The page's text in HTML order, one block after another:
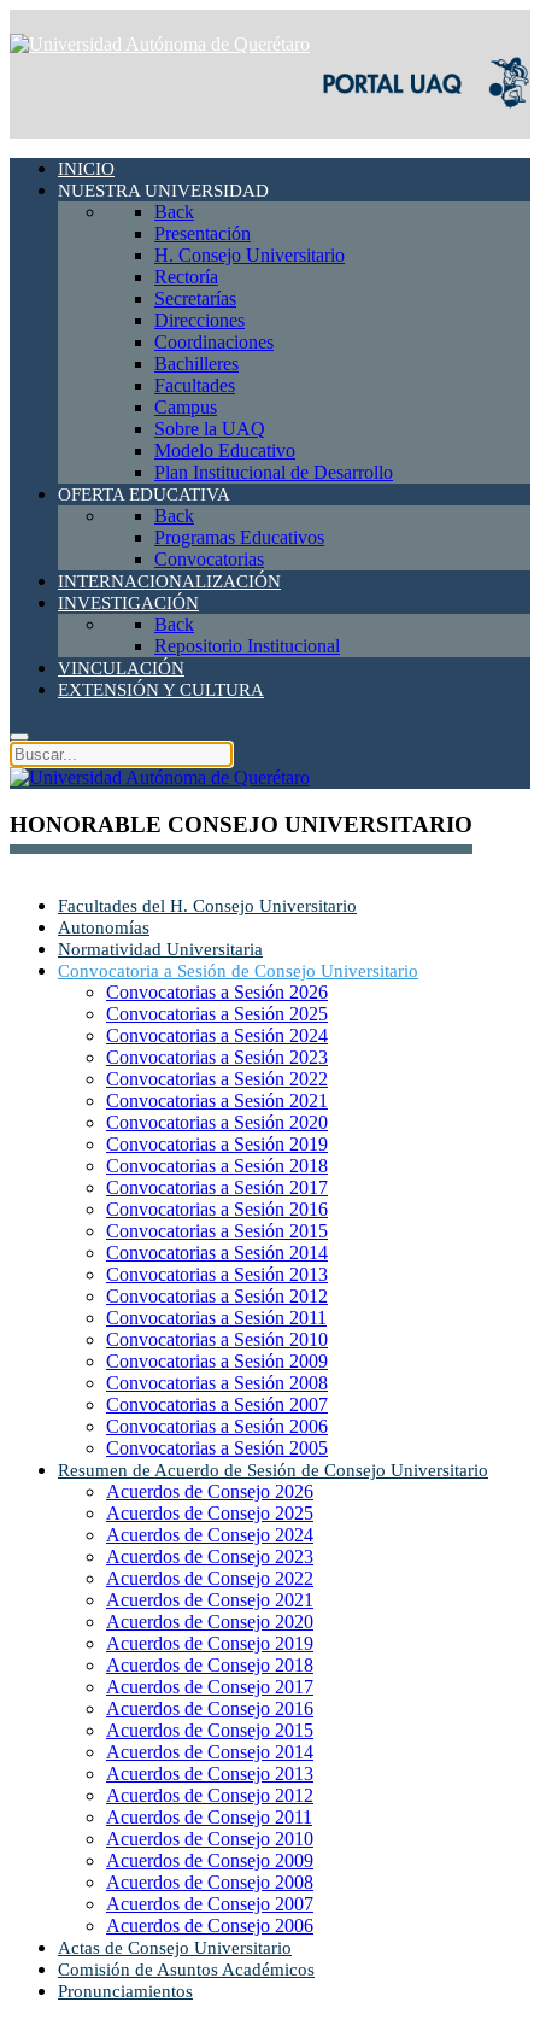
INICIO
NUESTRA UNIVERSIDAD
Back
Presentación
H. Consejo Universitario
Rectoría
Secretarías
Direcciones
Coordinaciones
Bachilleres
Facultades
Campus
Sobre la UAQ
Modelo Educativo
Plan Institucional de Desarrollo
OFERTA EDUCATIVA
Back
Programas Educativos
Convocatorias
INTERNACIONALIZACIÓN
INVESTIGACIÓN
Back
Repositorio Institucional
VINCULACIÓN
EXTENSIÓN Y CULTURA
HONORABLE CONSEJO UNIVERSITARIO
Facultades del H. Consejo Universitario
Autonomías
Normatividad Universitaria
Convocatoria a Sesión de Consejo Universitario
Convocatorias a Sesión 2026
Convocatorias a Sesión 2025
Convocatorias a Sesión 2024
Convocatorias a Sesión 2023
Convocatorias a Sesión 2022
Convocatorias a Sesión 2021
Convocatorias a Sesión 2020
Convocatorias a Sesión 2019
Convocatorias a Sesión 2018
Convocatorias a Sesión 2017
Convocatorias a Sesión 2016
Convocatorias a Sesión 2015
Convocatorias a Sesión 2014
Convocatorias a Sesión 2013
Convocatorias a Sesión 2012
Convocatorias a Sesión 2011
Convocatorias a Sesión 2010
Convocatorias a Sesión 2009
Convocatorias a Sesión 2008
Convocatorias a Sesión 2007
Convocatorias a Sesión 2006
Convocatorias a Sesión 2005
Resumen de Acuerdo de Sesión de Consejo Universitario
Acuerdos de Consejo 2026
Acuerdos de Consejo 2025
Acuerdos de Consejo 2024
Acuerdos de Consejo 2023
Acuerdos de Consejo 2022
Acuerdos de Consejo 2021
Acuerdos de Consejo 2020
Acuerdos de Consejo 2019
Acuerdos de Consejo 2018
Acuerdos de Consejo 2017
Acuerdos de Consejo 2016
Acuerdos de Consejo 2015
Acuerdos de Consejo 2014
Acuerdos de Consejo 2013
Acuerdos de Consejo 2012
Acuerdos de Consejo 2011
Acuerdos de Consejo 2010
Acuerdos de Consejo 2009
Acuerdos de Consejo 2008
Acuerdos de Consejo 2007
Acuerdos de Consejo 2006
Actas de Consejo Universitario
Comisión de Asuntos Académicos
Pronunciamientos